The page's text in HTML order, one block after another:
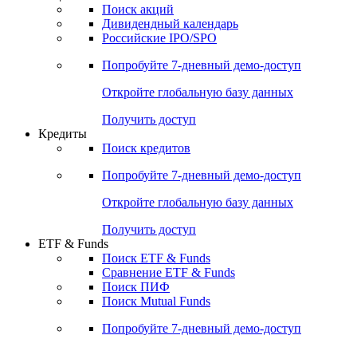
Откройте глобальную базу данных
Получить доступ
Поиск акций
Российские IPO/SPO
Попробуйте7-дневный
Откройте глобальную базу данных
Получить доступ
Поиск кредитов
Попробуйте7-дневный
Откройте глобальную базу данных
Получить доступ
ETF & Funds
Сравнение ETF & Funds